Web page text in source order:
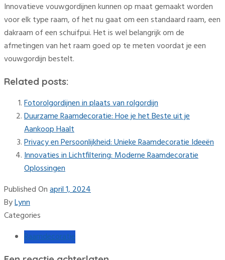
Innovatieve vouwgordijnen kunnen op maat gemaakt worden
voor elk type raam, of het nu gaat om een standaard raam, een
dakraam of een schuifpui. Het is wel belangrijk om de
afmetingen van het raam goed op te meten voordat je een
vouwgordijn bestelt.
Related posts:
Fotorolgordijnen in plaats van rolgordijn
Duurzame Raamdecoratie: Hoe je het Beste uit je
Aankoop Haalt
Privacy en Persoonlijkheid: Unieke Raamdecoratie Ideeën
Innovaties in Lichtfiltering: Moderne Raamdecoratie
Oplossingen
Published Onapril 1, 2024
ByLynn
Categories
Raamdecoratie